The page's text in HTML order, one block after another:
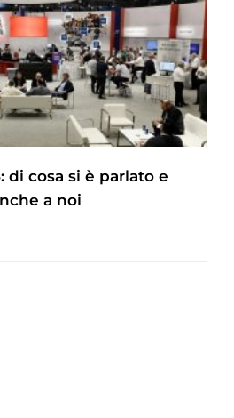
di cosa si è parlato e
a noi